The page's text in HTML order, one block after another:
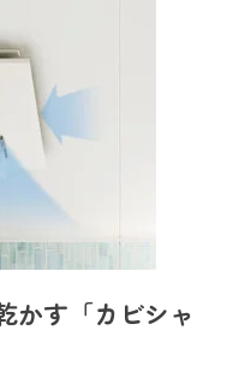
かす「カビシャ